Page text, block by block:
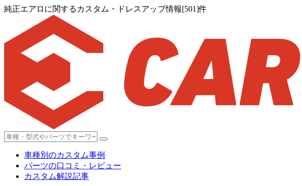
純正エアロに関するカスタム・ドレスアップ情報[501]件
車種別のカスタム事例
パーツの口コミ・レビュー
カスタム解説記事